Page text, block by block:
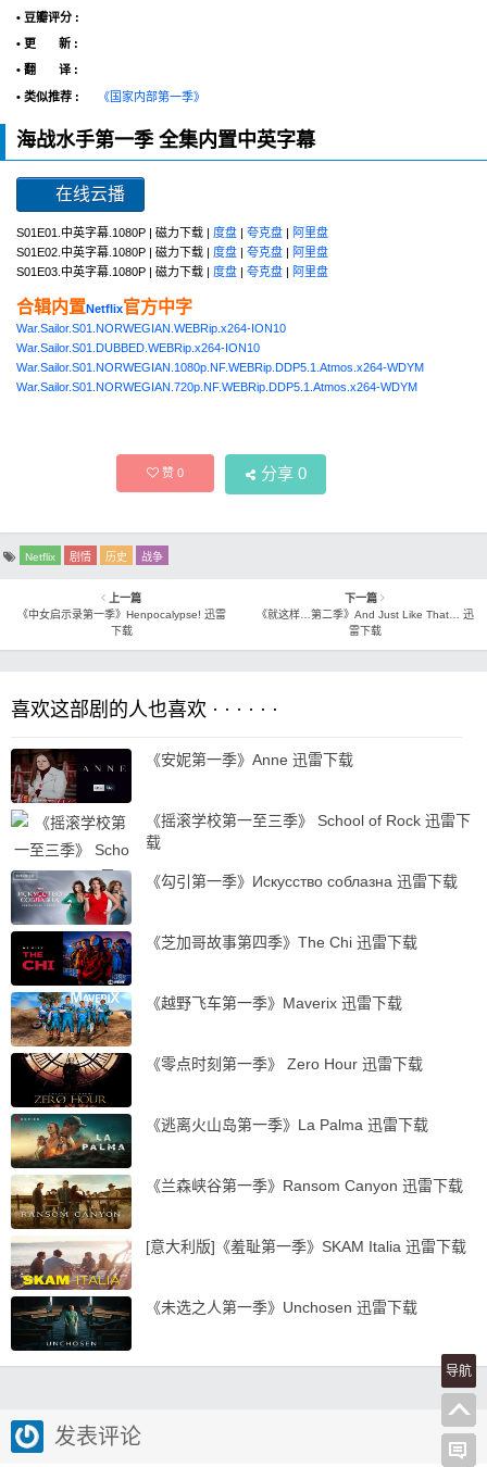
• 豆瓣评分 :
• 更 新 :
• 翻 译 :
• 类似推荐 : 《国家内部第一季》
海战水手第一季 全集内置中英字幕
在线云播
S01E01.中英字幕.1080P | 磁力下载 | 度盘 | 夸克盘 | 阿里盘
S01E02.中英字幕.1080P | 磁力下载 | 度盘 | 夸克盘 | 阿里盘
S01E03.中英字幕.1080P | 磁力下载 | 度盘 | 夸克盘 | 阿里盘
合辑内置Netflix官方中字
War.Sailor.S01.NORWEGIAN.WEBRip.x264-ION10
War.Sailor.S01.DUBBED.WEBRip.x264-ION10
War.Sailor.S01.NORWEGIAN.1080p.NF.WEBRip.DDP5.1.Atmos.x264-WDYM
War.Sailor.S01.NORWEGIAN.720p.NF.WEBRip.DDP5.1.Atmos.x264-WDYM
赞0 分享 0
Netflix 剧情 历史 战争
上一篇
《中女启示录第一季》Henpocalypse! 迅雷
下载
下一篇
《就这样…第二季》And Just Like That… 迅
雷下载
喜欢这部剧的人也喜欢 · · · · · ·
《安妮第一季》Anne 迅雷下载
《摇滚学校第一至三季》 School of Rock 迅雷下
载
《勾引第一季》Искусство соблазна 迅雷下载
《芝加哥故事第四季》The Chi 迅雷下载
《越野飞车第一季》Maverix 迅雷下载
《零点时刻第一季》 Zero Hour 迅雷下载
《逃离火山岛第一季》La Palma 迅雷下载
《兰森峡谷第一季》Ransom Canyon 迅雷下载
[意大利版]《羞耻第一季》SKAM Italia 迅雷下载
《未选之人第一季》Unchosen 迅雷下载
发表评论
导航